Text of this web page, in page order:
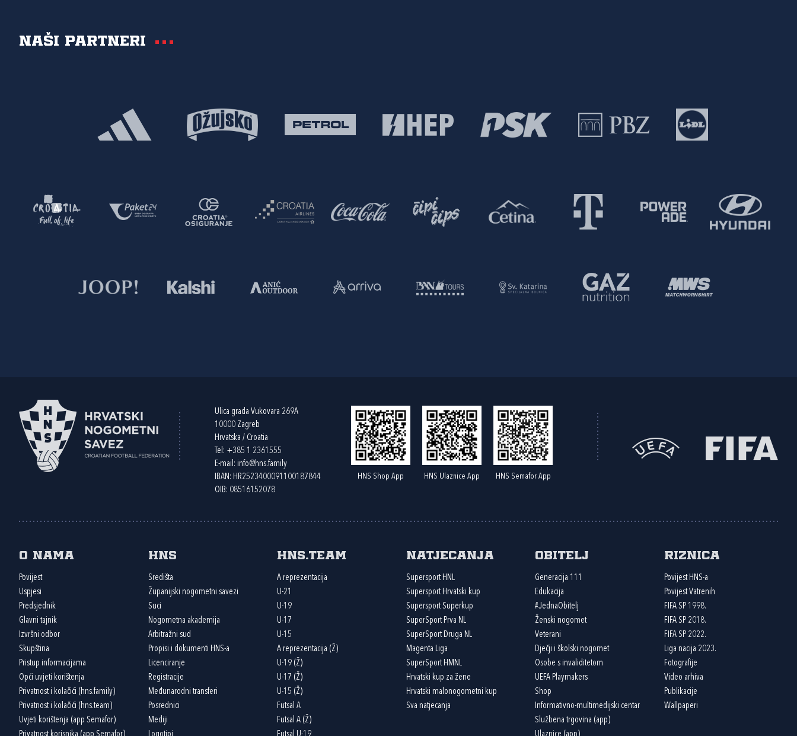
Naši partneri
Ulica grada Vukovara 269A
10000 Zagreb
Hrvatska / Croatia
Tel: +385 1 2361555
E-mail: info@hns.family
IBAN: HR2523400091100187844
OIB: 08516152078
HNS Shop App HNS Ulaznice App HNS Semafor App
O nama
Povijest
Uspjesi
Predsjednik
Glavni tajnik
Izvršni odbor
Skupština
Pristup informacijama
Opći uvjeti korištenja
Privatnost i kolačići (hns.family)
Privatnost i kolačići (hns.team)
Uvjeti korištenja (app Semafor)
HNS
Središta
Županijski nogometni savezi
Suci
Nogometna akademija
Arbitražni sud
Propisi i dokumenti HNS-a
Licenciranje
Registracije
Međunarodni transferi
Posrednici
Mediji
HNS.team
A reprezentacija
U-21
U-19
U-17
U-15
A reprezentacija (Ž)
U-19 (Ž)
U-17 (Ž)
U-15 (Ž)
Futsal A
Futsal A (Ž)
Natjecanja
Supersport HNL
Supersport Hrvatski kup
Supersport Superkup
SuperSport Prva NL
SuperSport Druga NL
Magenta Liga
SuperSport HMNL
Hrvatski kup za žene
Hrvatski malonogometni kup
Sva natjecanja
Obitelj
Generacija 111
Edukacija
#JednaObitelj
Ženski nogomet
Veterani
Dječji i školski nogomet
Osobe s invaliditetom
UEFA Playmakers
Shop
Informativno-multimedijski centar
Službena trgovina (app)
Riznica
Povijest HNS-a
Povijest Vatrenih
FIFA SP 1998.
FIFA SP 2018.
FIFA SP 2022.
Liga nacija 2023.
Fotografije
Video arhiva
Publikacije
Wallpaperi